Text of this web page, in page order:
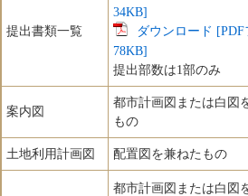
提出書類一覧
34KB]
ダウンロード [PDF
78KB]
提出部数は1部のみ
案内図
都市計画図または白図
もの
土地利用計画図 配置図を兼ねたもの
都市計画図または白図